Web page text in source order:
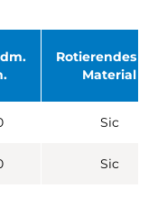
Rotierendes Teil
Material
Sic
Sic